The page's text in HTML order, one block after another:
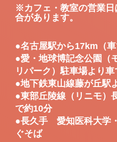
※カフェ・教室の営業日
合があります。
●名古屋駅から17km（車
●愛・地球博記念公園（
リパーク）駐車場より
●地下鉄東山線藤が丘駅
●東部丘陵線（リニモ）
で約10分
●長久手 愛知医科大学
ぐそば